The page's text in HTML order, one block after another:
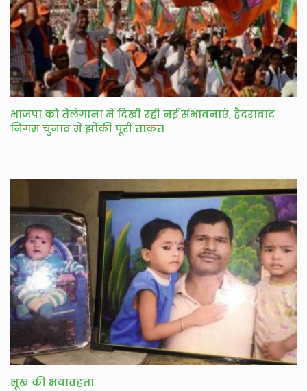
भाजपा को तेलंगाना में दिखी रही नई संभावनाएं, हैदराबाद
निगम चुनाव में झोंकी पूरी ताकत
भूख की भयावहता